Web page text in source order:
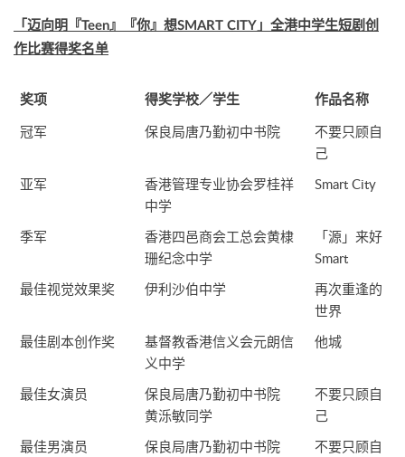
「迈向明『Teen』『你』想SMART CITY」全港中学生短剧创
作比赛得奖名单
奖项 得奖学校／学生 作品名称
冠军 保良局唐乃勤初中书院
不要只顾自
己
亚军
香港管理专业协会罗桂祥
中学
Smart City
季军
香港四邑商会工总会黄棣
珊纪念中学
「源」来好
Smart
最佳视觉效果奖
伊利沙伯中学
再次重逢的
世界
最佳剧本创作奖
基督教香港信义会元朗信
义中学
他城
最佳女演员
保良局唐乃勤初中书院
黄泺敏同学
不要只顾自
己
最佳男演员
保良局唐乃勤初中书院
不要只顾自